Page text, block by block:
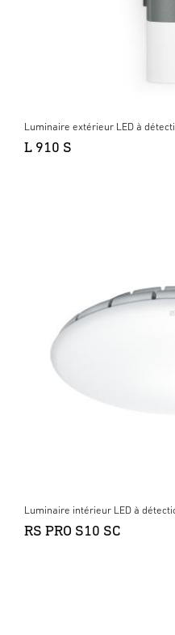
Luminaire extérieur LED à
L 910 S
Luminaire intérieur LED à
RS PRO S10 SC